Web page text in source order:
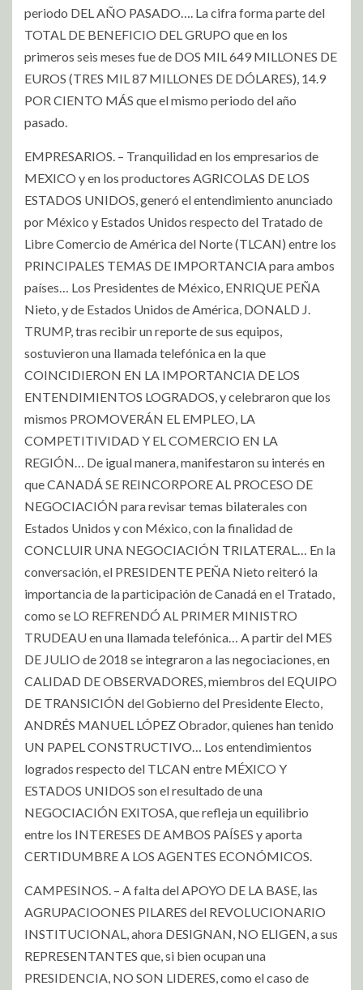
periodo DEL AÑO PASADO…. La cifra forma parte del
TOTAL DE BENEFICIO DEL GRUPO que en los
primeros seis meses fue de DOS MIL 649 MILLONES DE
EUROS (TRES MIL 87 MILLONES DE DÓLARES), 14.9
POR CIENTO MÁS que el mismo periodo del año
pasado.
EMPRESARIOS. – Tranquilidad en los empresarios de
MEXICO y en los productores AGRICOLAS DE LOS
ESTADOS UNIDOS, generó el entendimiento anunciado
por México y Estados Unidos respecto del Tratado de
Libre Comercio de América del Norte (TLCAN) entre los
PRINCIPALES TEMAS DE IMPORTANCIA para ambos
países… Los Presidentes de México, ENRIQUE PEÑA
Nieto, y de Estados Unidos de América, DONALD J.
TRUMP, tras recibir un reporte de sus equipos,
sostuvieron una llamada telefónica en la que
COINCIDIERON EN LA IMPORTANCIA DE LOS
ENTENDIMIENTOS LOGRADOS, y celebraron que los
mismos PROMOVERÁN EL EMPLEO, LA
COMPETITIVIDAD Y EL COMERCIO EN LA
REGIÓN… De igual manera, manifestaron su interés en
que CANADÁ SE REINCORPORE AL PROCESO DE
NEGOCIACIÓN para revisar temas bilaterales con
Estados Unidos y con México, con la finalidad de
CONCLUIR UNA NEGOCIACIÓN TRILATERAL… En la
conversación, el PRESIDENTE PEÑA Nieto reiteró la
importancia de la participación de Canadá en el Tratado,
como se LO REFRENDÓ AL PRIMER MINISTRO
TRUDEAU en una llamada telefónica… A partir del MES
DE JULIO de 2018 se integraron a las negociaciones, en
CALIDAD DE OBSERVADORES, miembros del EQUIPO
DE TRANSICIÓN del Gobierno del Presidente Electo,
ANDRÉS MANUEL LÓPEZ Obrador, quienes han tenido
UN PAPEL CONSTRUCTIVO… Los entendimientos
logrados respecto del TLCAN entre MÉXICO Y
ESTADOS UNIDOS son el resultado de una
NEGOCIACIÓN EXITOSA, que refleja un equilibrio
entre los INTERESES DE AMBOS PAÍSES y aporta
CERTIDUMBRE A LOS AGENTES ECONÓMICOS.
CAMPESINOS. – A falta del APOYO DE LA BASE, las
AGRUPACIOONES PILARES del REVOLUCIONARIO
INSTITUCIONAL, ahora DESIGNAN, NO ELIGEN, a sus
REPRESENTANTES que, si bien ocupan una
PRESIDENCIA, NO SON LIDERES, como el caso de